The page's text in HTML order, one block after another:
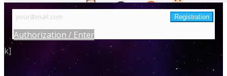
Authorization / Enter
k]